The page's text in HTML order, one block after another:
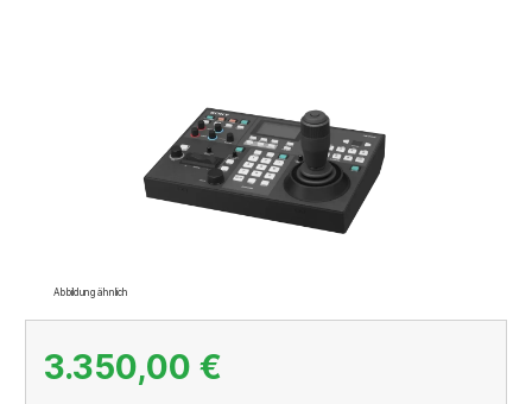
Abbildung ähnlich
3.350,00 €